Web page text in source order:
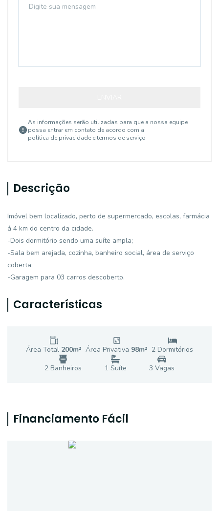
As informações serão utilizadas para que a nossa equipe
possa entrar em contato de acordo com a
política de privacidade e termos de serviço
Descrição
Imóvel bem localizado, perto de supermercado, escolas, farmácia
á 4 km do centro da cidade.
-Dois dormitório sendo uma suíte ampla;
-Sala bem arejada, cozinha, banheiro social, área de serviço
coberta;
-Garagem para 03 carros descoberto.
Características
Área Total 200m² Área Privativa 98m² 2 Dormitórios
2 Banheiros 1 Suíte 3 Vagas
Financiamento Fácil